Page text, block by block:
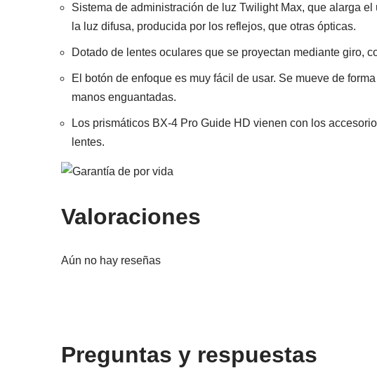
Sistema de administración de luz Twilight Max, que alarga
la luz difusa, producida por los reflejos, que otras ópticas.
Dotado de lentes oculares que se proyectan mediante giro,
El botón de enfoque es muy fácil de usar. Se mueve de
manos enguantadas.
Los prismáticos BX-4 Pro Guide HD vienen con los
lentes.
Valoraciones
Aún no hay reseñas
Preguntas y respuestas